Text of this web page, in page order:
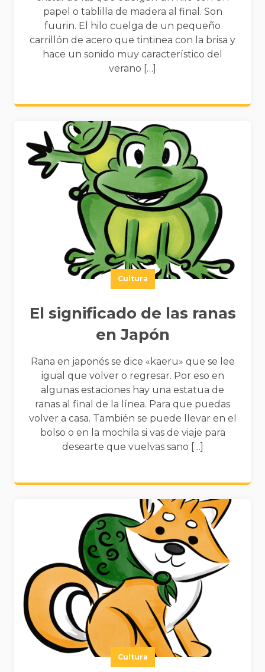
papel o tablilla de madera al final. Son
fuurin. El hilo cuelga de un pequeño
carrillón de acero que tintinea con la brisa y
hace un sonido muy característico del
verano […]
Cultura
El significado de las ranas
en Japón
Rana en japonés se dice «kaeru» que se lee
igual que volver o regresar. Por eso en
algunas estaciones hay una estatua de
ranas al final de la línea. Para que puedas
volver a casa. También se puede llevar en el
bolso o en la mochila si vas de viaje para
desearte que vuelvas sano […]
Cultura